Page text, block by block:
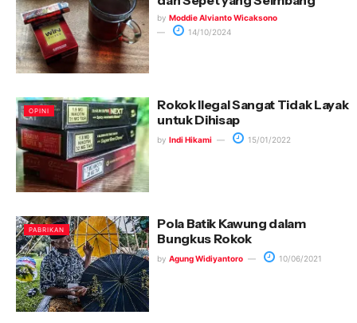
by Moddie Alvianto Wicaksono
14/10/2024
OPINI
Rokok Ilegal Sangat Tidak Layak
untuk Dihisap
by Indi Hikami 15/01/2022
PABRIKAN
Pola Batik Kawung dalam
Bungkus Rokok
by Agung Widiyantoro 10/06/2021